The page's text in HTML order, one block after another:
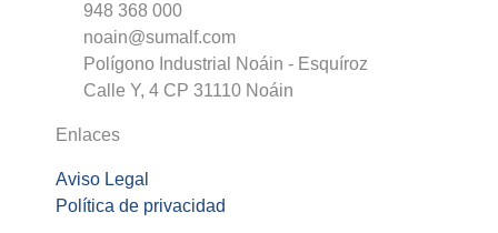
948 368 000
noain@sumalf.com
Polígono Industrial Noáin - Esquíroz
Calle Y, 4 CP 31110 Noáin
Enlaces
Aviso Legal
Política de privacidad